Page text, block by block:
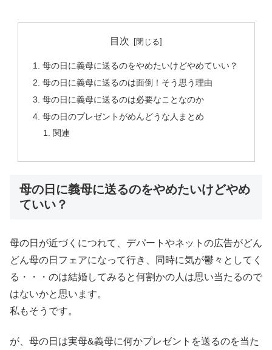
目次
母の日に義母に送るのをやめたいけどやめていい？
母の日に義母に送るのは面倒！そう思う理由
母の日に義母に送るのは必要なことなのか
母の日のプレゼントがめんどうな人まとめ
関連
母の日に義母に送るのをやめたいけどやめ
ていい？
母の日が近づくにつれて、デパートやネットの広告がどん
どん母の日フェアになって行き、同時に気が鬱々としてく
る・・・のは結婚してみると何割かの人は思い当たるので
はないかと思います。
私もそうです。
が、母の日は実母&義母に何かプレゼントを送るのを当た